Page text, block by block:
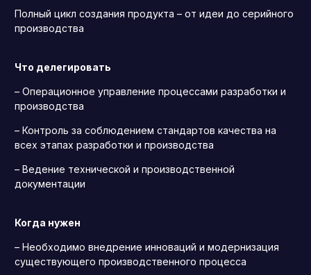
Генеральный директор (CEO)
Коммерческий директор
Операционный директор (COO)
Директор по стратегическому развитию
Финансовый директор (CFO)
Полный цикл создания продукта – от идеи до серийного
производства
Что делегировать
– Операционное управление процессами разработки и
производства
– Контроль за соблюдением стандартов качества на
всех этапах разработки и производства
– Ведение технической и производственной
документации
Когда нужен
– Необходимо внедрение инноваций и модернизация
существующего производственного процесса